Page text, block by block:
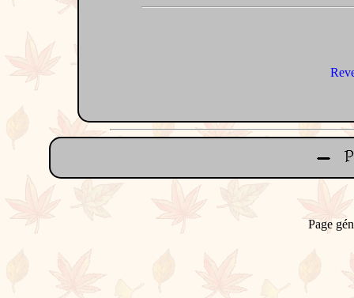
Page